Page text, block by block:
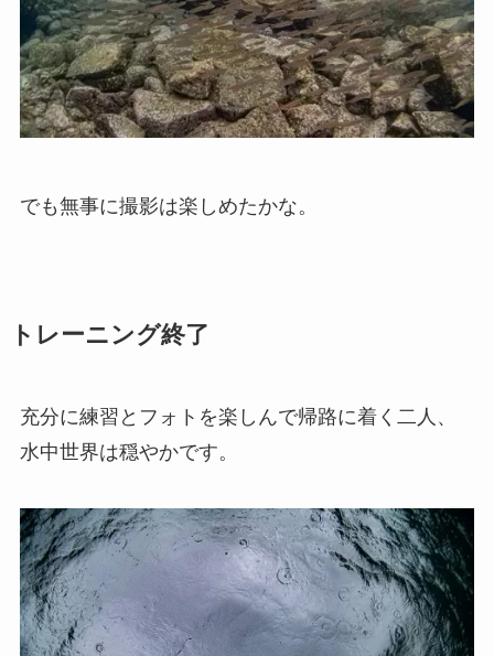
でも無事に撮影は楽しめたかな。
トレーニング終了
充分に練習とフォトを楽しんで帰路に着く二人、
水中世界は穏やかです。